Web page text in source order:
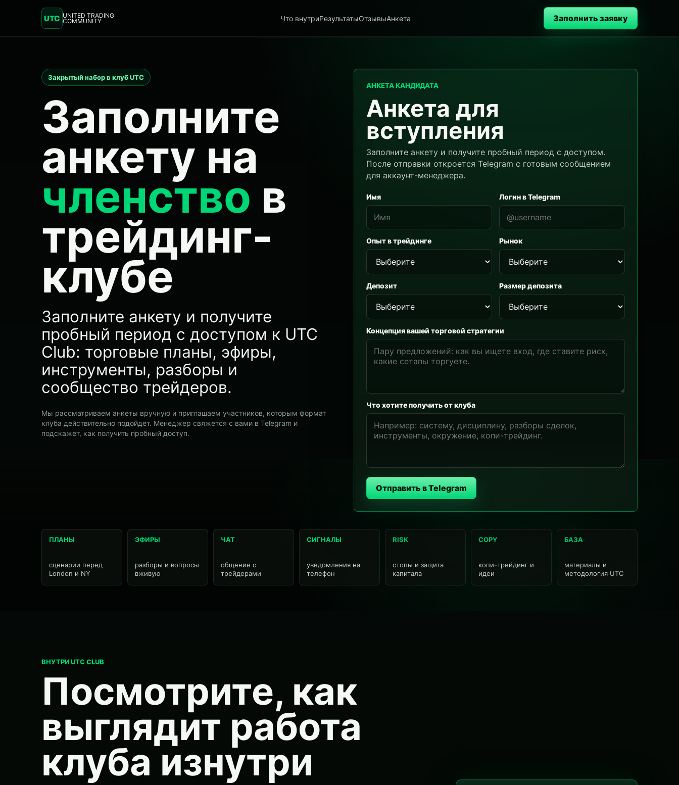
UTC UNITED TRADING
COMMUNITY Что внутриРезультатыОтзывыАнкета Заполнить заявку
Закрытый набор в клуб UTC
Заполните
анкету на
членство в
трейдинг-
клубе
Заполните анкету и получите
пробный период с доступом к UTC
Club: торговые планы, эфиры,
инструменты, разборы и
сообщество трейдеров.
Мы рассматриваем анкеты вручную и приглашаем участников, которым формат
клуба действительно подойдет. Менеджер свяжется с вами в Telegram и
подскажет, как получить пробный доступ.
АНКЕТА КАНДИДАТА
Анкета для
вступления
Заполните анкету и получите пробный период с доступом.
После отправки откроется Telegram с готовым сообщением
для аккаунт-менеджера.
Имя Логин в Telegram
Опыт в трейдинге Рынок
Депозит Размер депозита
Концепция вашей торговой стратегии
Что хотите получить от клуба
Отправить в Telegram
ПЛАНЫ
сценарии перед
London и NY
ЭФИРЫ
разборы и вопросы
вживую
ЧАТ
общение с
трейдерами
СИГНАЛЫ
уведомления на
телефон
RISK
стопы и защита
капитала
COPY
копи-трейдинг и
идеи
БАЗА
материалы и
методология UTC
ВНУТРИ UTC CLUB
Посмотрите, как
выглядит работа
клуба изнутри